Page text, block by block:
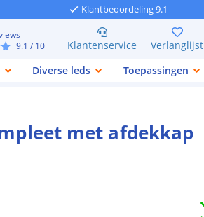
Klantbeoordeling 9.1
9.1 / 10 Klantenservice Verlanglijst
Diverse leds
Toepassingen
met afdekkap